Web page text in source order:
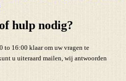
hulp nodig?
to 16:00 klaar om uw vragen te
u uiteraard mailen, wij antwoorden